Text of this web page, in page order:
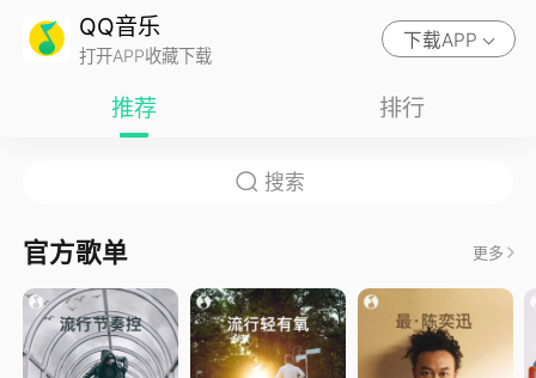
QQ音乐
打开APP收藏下载
下载APP
推荐 排行
官方歌单 更多